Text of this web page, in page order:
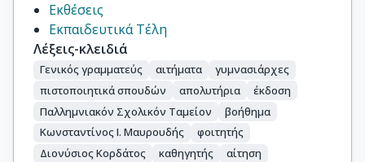
Εκθέσεις
Εκπαιδευτικά Τέλη
Λέξεις-κλειδιά
Γενικός γραμματεύς αιτήματα
γυμνασιάρχες
πιστοποιητικά σπουδών
απολυτήρια
έκδοση
Παλλημνιακόν Σχολικόν Ταμείον
βοήθημα
Κωνσταντίνος Ι. Μαυρουδής
φοιτητής
Διονύσιος Κορδάτος
καθηγητής
αίτηση